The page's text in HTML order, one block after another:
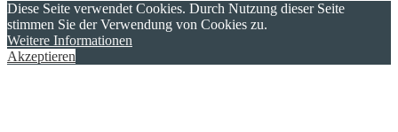
Diese Seite verwendet Cookies. Durch Nutzung dieser Seite
stimmen Sie der Verwendung von Cookies zu.
Weitere Informationen
Akzeptieren